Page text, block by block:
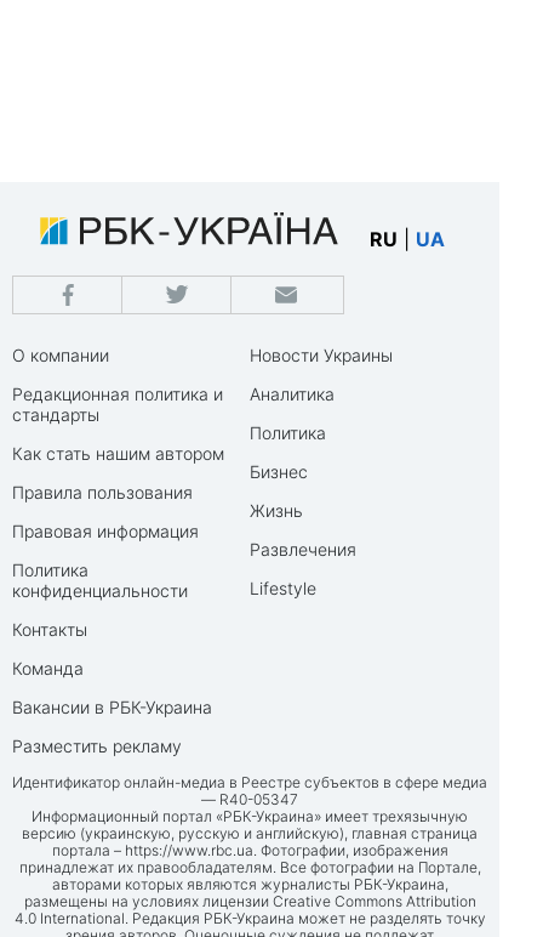
RU UA
О компании
Редакционная политика и
стандарты
Как стать нашим автором
Правила пользования
Правовая информация
Политика
конфиденциальности
Контакты
Команда
Вакансии в РБК-Украина
Разместить рекламу
Новости Украины
Аналитика
Политика
Бизнес
Жизнь
Развлечения
Lifestyle
Идентификатор онлайн-медиа в Реестре субъектов в сфере медиа
— R40-05347
Информационный портал «РБК-Украина» имеет трехязычную
версию (украинскую, русскую и английскую), главная страница
портала – https://www.rbc.ua. Фотографии, изображения
принадлежат их правообладателям. Все фотографии на Портале,
авторами которых являются журналисты РБК-Украина,
размещены на условиях лицензии Creative Commons Attribution
4.0 International. Редакция РБК-Украина может не разделять точку